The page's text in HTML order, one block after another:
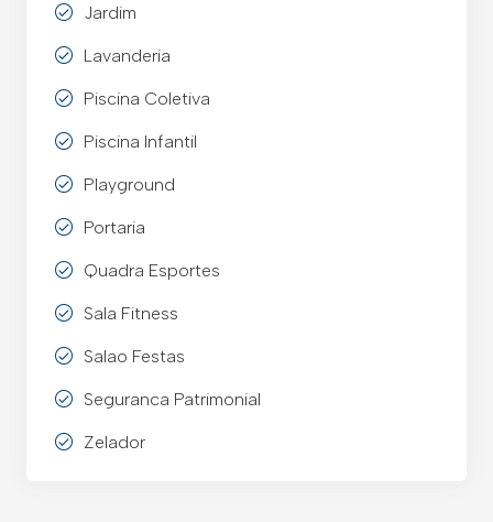
Jardim
Lavanderia
Piscina Coletiva
Piscina Infantil
Playground
Portaria
Quadra Esportes
Sala Fitness
Salao Festas
Seguranca Patrimonial
Zelador